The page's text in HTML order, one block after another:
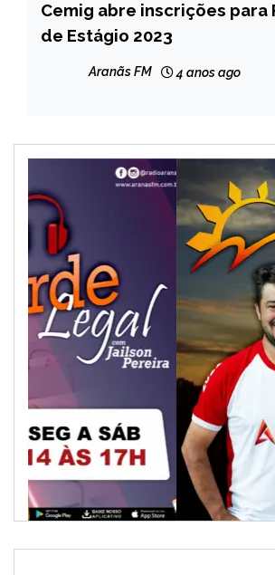
MINAS
GERAIS
NOTÍCIAS
Cemig abre inscrições para
de Estágio 2023
Aranãs FM 4 anos ago